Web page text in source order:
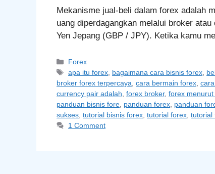
Mekanisme jual-beli dalam forex adalah
uang diperdagangkan melalui broker
Yen Jepang (GBP / JPY). Ketika kamu
Categories
Forex
Tags
apa itu forex, bagaimana cara bisnis forex,
broker forex terpercaya, cara bermain forex,
currency pair adalah, forex broker, forex menurut
panduan bisnis fore, panduan forex, panduan
sukses, tutorial bisnis forex, tutorial forex, tutorial
1 Comment